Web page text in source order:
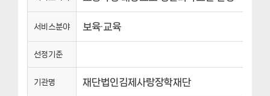
서비스분야 보육·교육
선정기준
기관명 재단법인김제사랑장학재단